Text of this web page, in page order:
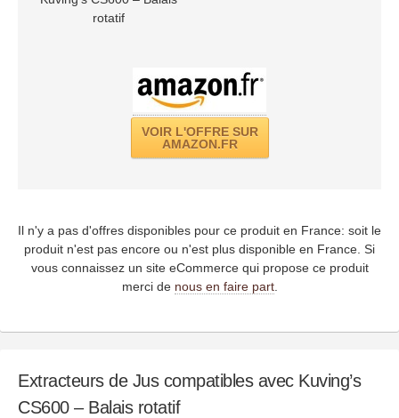
rotatif
VOIR L'OFFRE SUR
AMAZON.FR
Il n'y a pas d'offres disponibles pour ce produit en France: soit le
produit n'est pas encore ou n'est plus disponible en France. Si
vous connaissez un site eCommerce qui propose ce produit
merci de nous en faire part.
Extracteurs de Jus compatibles avec Kuving’s
CS600 – Balais rotatif